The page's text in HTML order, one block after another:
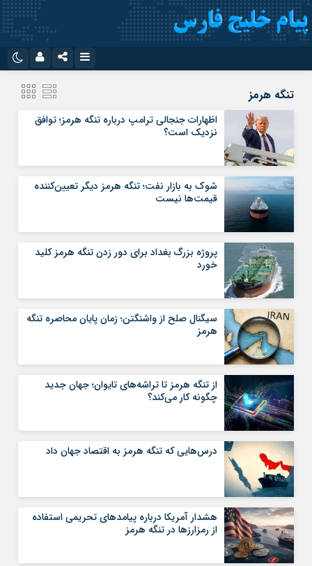
سروش
آپارات
مرا به خاطر بسپار
تنگه هرمز
اظهارات جنجالی ترامپ درباره تنگه هرمز؛ توافق
نزدیک است؟
شوک به بازار نفت؛ تنگه هرمز دیگر تعیین‌کننده
قیمت‌ها نیست
پروژه بزرگ بغداد برای دور زدن تنگه هرمز کلید
خورد
سیگنال صلح از واشنگتن؛ زمان پایان محاصره تنگه
هرمز
از تنگه هرمز تا تراشه‌های تایوان؛ جهان جدید
چگونه کار می‌کند؟
درس‌هایی که تنگه هرمز به اقتصاد جهان داد
هشدار آمریکا درباره پیامدهای تحریمی استفاده
از رمزارزها در تنگه هرمز